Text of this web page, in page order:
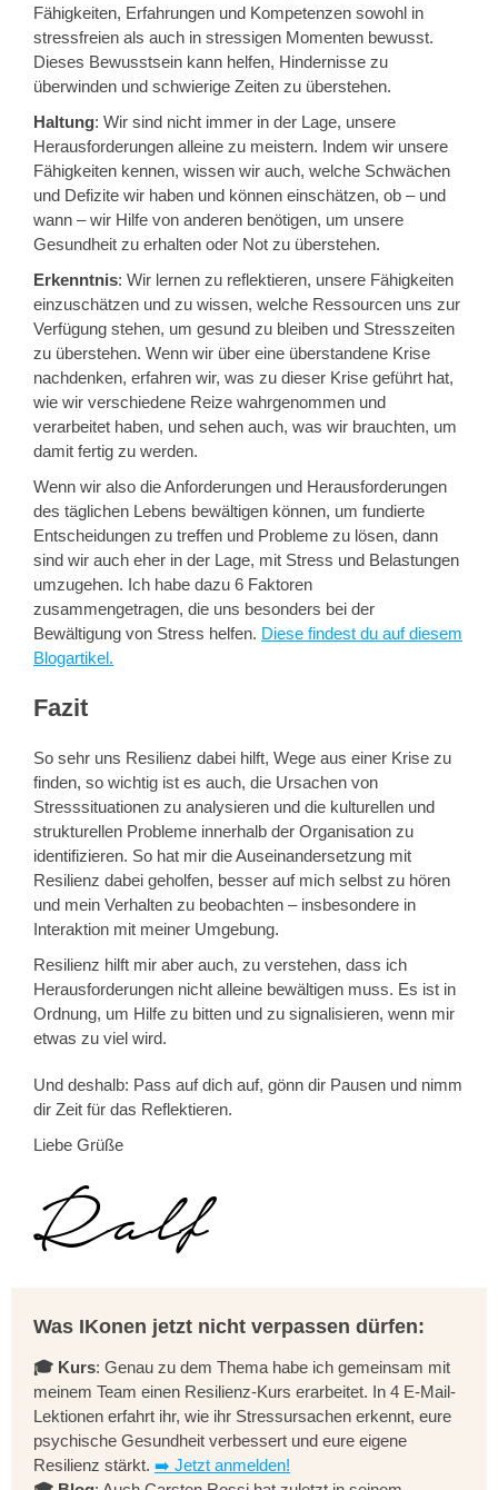
Fähigkeiten, Erfahrungen und Kompetenzen sowohl in
stressfreien als auch in stressigen Momenten bewusst.
Dieses Bewusstsein kann helfen, Hindernisse zu
überwinden und schwierige Zeiten zu überstehen.
Haltung: Wir sind nicht immer in der Lage, unsere
Herausforderungen alleine zu meistern. Indem wir unsere
Fähigkeiten kennen, wissen wir auch, welche Schwächen
und Defizite wir haben und können einschätzen, ob – und
wann – wir Hilfe von anderen benötigen, um unsere
Gesundheit zu erhalten oder Not zu überstehen.
Erkenntnis: Wir lernen zu reflektieren, unsere Fähigkeiten
einzuschätzen und zu wissen, welche Ressourcen uns zur
Verfügung stehen, um gesund zu bleiben und Stresszeiten
zu überstehen. Wenn wir über eine überstandene Krise
nachdenken, erfahren wir, was zu dieser Krise geführt hat,
wie wir verschiedene Reize wahrgenommen und
verarbeitet haben, und sehen auch, was wir brauchten, um
damit fertig zu werden.
Wenn wir also die Anforderungen und Herausforderungen
des täglichen Lebens bewältigen können, um fundierte
Entscheidungen zu treffen und Probleme zu lösen, dann
sind wir auch eher in der Lage, mit Stress und Belastungen
umzugehen. Ich habe dazu 6 Faktoren
zusammengetragen, die uns besonders bei der
Bewältigung von Stress helfen. Diese findest du auf diesem
Blogartikel.
Fazit
So sehr uns Resilienz dabei hilft, Wege aus einer Krise zu
finden, so wichtig ist es auch, die Ursachen von
Stresssituationen zu analysieren und die kulturellen und
strukturellen Probleme innerhalb der Organisation zu
identifizieren. So hat mir die Auseinandersetzung mit
Resilienz dabei geholfen, besser auf mich selbst zu hören
und mein Verhalten zu beobachten – insbesondere in
Interaktion mit meiner Umgebung.
Resilienz hilft mir aber auch, zu verstehen, dass ich
Herausforderungen nicht alleine bewältigen muss. Es ist in
Ordnung, um Hilfe zu bitten und zu signalisieren, wenn mir
etwas zu viel wird.
Und deshalb: Pass auf dich auf, gönn dir Pausen und nimm
dir Zeit für das Reflektieren.
Liebe Grüße
Was IKonen jetzt nicht verpassen dürfen:
🎓 Kurs: Genau zu dem Thema habe ich gemeinsam mit
meinem Team einen Resilienz-Kurs erarbeitet. In 4 E-Mail-
Lektionen erfahrt ihr, wie ihr Stressursachen erkennt, eure
psychische Gesundheit verbessert und eure eigene
Resilienz stärkt. ➡️ Jetzt anmelden!